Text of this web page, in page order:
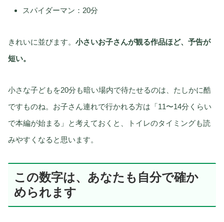
スパイダーマン：20分
きれいに並びます。 小さいお子さんが観る作品ほど、予告が
短い。
小さな子どもを20分も暗い場内で待たせるのは、たしかに酷
ですものね。お子さん連れで行かれる方は「11〜14分くらい
で本編が始まる」と考えておくと、トイレのタイミングも読
みやすくなると思います。
この数字は、あなたも自分で確か
められます